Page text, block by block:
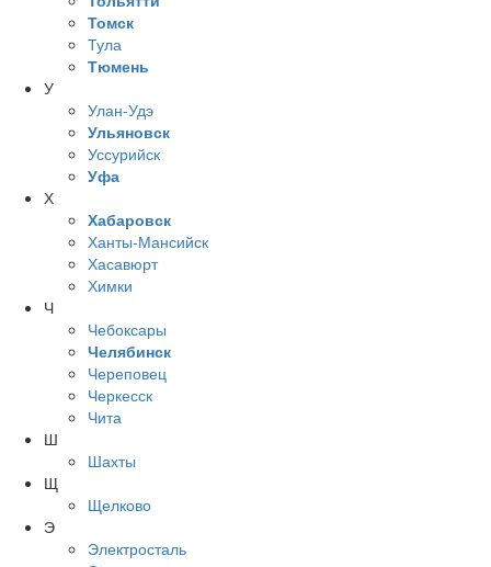
Томск
Тула
Тюмень
У
Улан-Удэ
Ульяновск
Уссурийск
Уфа
Х
Хабаровск
Ханты-Мансийск
Хасавюрт
Химки
Ч
Чебоксары
Челябинск
Череповец
Черкесск
Чита
Ш
Шахты
Щ
Щелково
Э
Электросталь